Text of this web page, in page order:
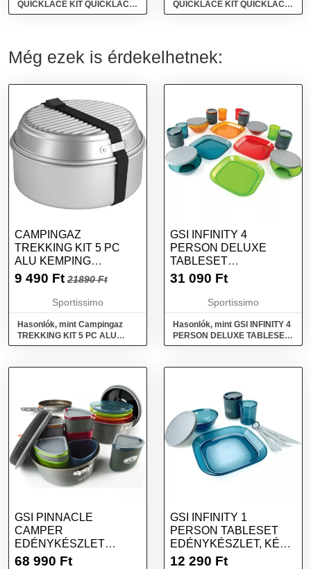
QUICKLACE KIT QUICKLACE
KIT - Kevlár gyorsfűző, piros,
QUICKLACE KIT QUICKLACE
KIT - Kevlár gyorsfűző,
Még ezek is érdekelhetnek:
CAMPINGAZ
TREKKING KIT 5 PC
ALU KEMPING
EDÉNYKÉSZLET,
9 490 Ft 21890 Ft
Sportissimo
Hasonlók, mint Campingaz
TREKKING KIT 5 PC ALU
Kemping edénykészlet, ezüst,
GSI INFINITY 4
PERSON DELUXE
TABLESET
EDÉNYKÉSZLET, MIX,
31 090 Ft
Sportissimo
Hasonlók, mint GSI INFINITY 4
PERSON DELUXE TABLESET
Edénykészlet, mix, méret
GSI PINNACLE
CAMPER
EDÉNYKÉSZLET
KEMPINGEZÉSHEZ,
68 990 Ft
GSI INFINITY 1
PERSON TABLESET
EDÉNYKÉSZLET, KÉK,
MÉRET
12 290 Ft